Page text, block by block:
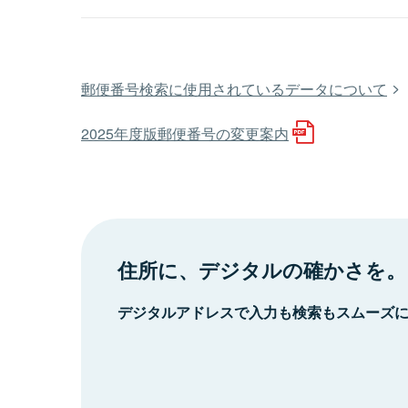
郵便番号検索に使用されているデータについて
2025年度版郵便番号の変更案内
住所に、デジタルの確かさを。
デジタルアドレスで入力も検索もスムーズ